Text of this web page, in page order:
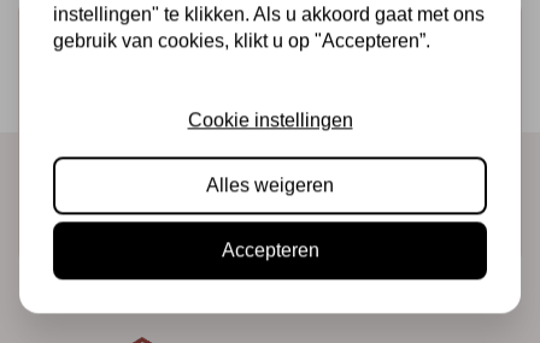
Schrijf je in voor de nieuwsbrief
direct in je mailbox!
Abonneer
instellingen" te klikken. Als u akkoord gaat met ons
gebruik van cookies, klikt u op "Accepteren”.
Cookie instellingen
Alles weigeren
Accepteren